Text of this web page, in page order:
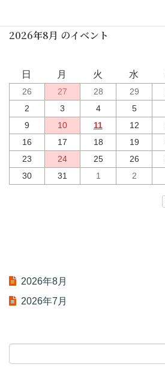
2026年8月 のイベント
日 月 火 水
26 27 28 29
2
3 4 5
9
10 11 12
16
17 18 19
23
24 25 26
30
31 1 2
2026年8月
2026年7月